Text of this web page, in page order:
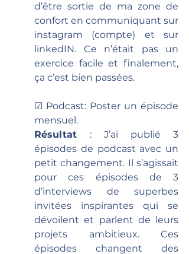
d’être sortie de ma zone de
confort en communiquant sur
instagram (compte) et sur
linkedIN. Ce n’était pas un
exercice facile et finalement,
ça c’est bien passées.
☑ Podcast: Poster un épisode
mensuel.
Résultat : J’ai publié 3
épisodes de podcast avec un
petit changement. Il s’agissait
pour ces épisodes de 3
d’interviews de superbes
invitées inspirantes qui se
dévoilent et parlent de leurs
projets ambitieux. Ces
épisodes changent des